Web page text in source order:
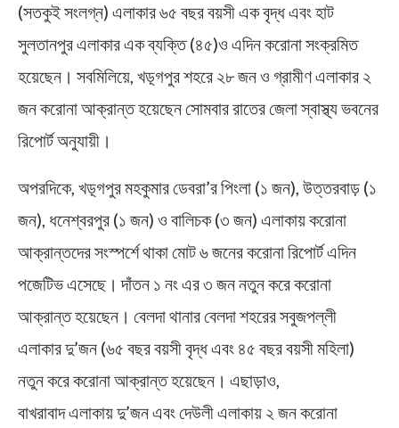
(সতকুই সংলগ্ন) এলাকার ৬৫ বছর বয়সী এক বৃদ্ধ এবং হাট
সুলতানপুর এলাকার এক ব্যক্তি (৪৫)ও এদিন করোনা সংক্রমিত
হয়েছেন। সবমিলিয়ে, খড়্গপুর শহরে ২৮ জন ও গ্রামীণ এলাকার ২
জন করোনা আক্রান্ত হয়েছেন সোমবার রাতের জেলা স্বাস্থ্য ভবনের
রিপোর্ট অনুযায়ী।
অপরদিকে, খড়্গপুর মহকুমার ডেবরা’র পিংলা (১ জন), উত্তরবাড় (১
জন), ধনেশ্বরপুর (১ জন) ও বালিচক (৩ জন) এলাকায় করোনা
আক্রান্তদের সংস্পর্শে থাকা মোট ৬ জনের করোনা রিপোর্ট এদিন
পজেটিভ এসেছে। দাঁতন ১ নং এর ৩ জন নতুন করে করোনা
আক্রান্ত হয়েছেন। বেলদা থানার বেলদা শহরের সবুজপল্লী
এলাকার দু’জন (৬৫ বছর বয়সী বৃদ্ধ এবং ৪৫ বছর বয়সী মহিলা)
নতুন করে করোনা আক্রান্ত হয়েছেন। এছাড়াও,
বাখরাবাদ এলাকায় দু’জন এবং দেউলী এলাকায় ২ জন করোনা